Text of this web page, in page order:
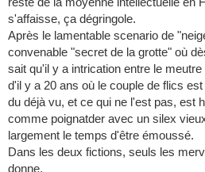
s'affaisse, ça dégringole.
Après le lamentable scenario de
convenable "secret de la grotte" où
sait qu'il y a intrication entre le
d'il y a 20 ans où le couple de flics
du déjà vu, et ce qui ne l'est pas, est
comme poignatder avec un silex
largement le temps d'être émoussé.
Dans les deux fictions, seuls les
donne.